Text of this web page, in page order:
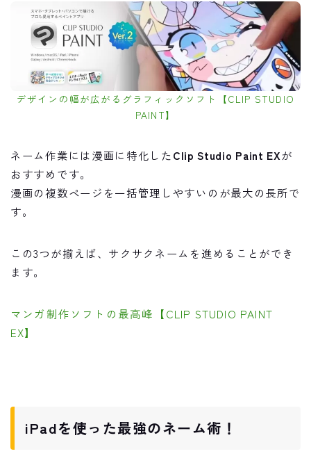
デザインの幅が広がるグラフィックソフト【CLIP STUDIO
PAINT】
ネーム作業には漫画に特化した Clip Studio Paint EXが
おすすめです。
漫画の複数ページを一括管理しやすいのが最大の長所で
す。
この3つが揃えば、サクサクネームを進めることができ
ます。
マンガ制作ソフトの最高峰【CLIP STUDIO PAINT
EX】
iPadを使った最強のネーム術！